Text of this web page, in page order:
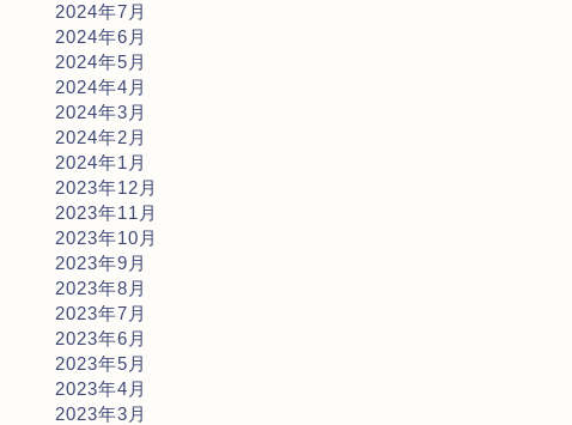
2024年7月
2024年6月
2024年5月
2024年4月
2024年3月
2024年2月
2024年1月
2023年12月
2023年11月
2023年10月
2023年9月
2023年8月
2023年7月
2023年6月
2023年5月
2023年4月
2023年3月